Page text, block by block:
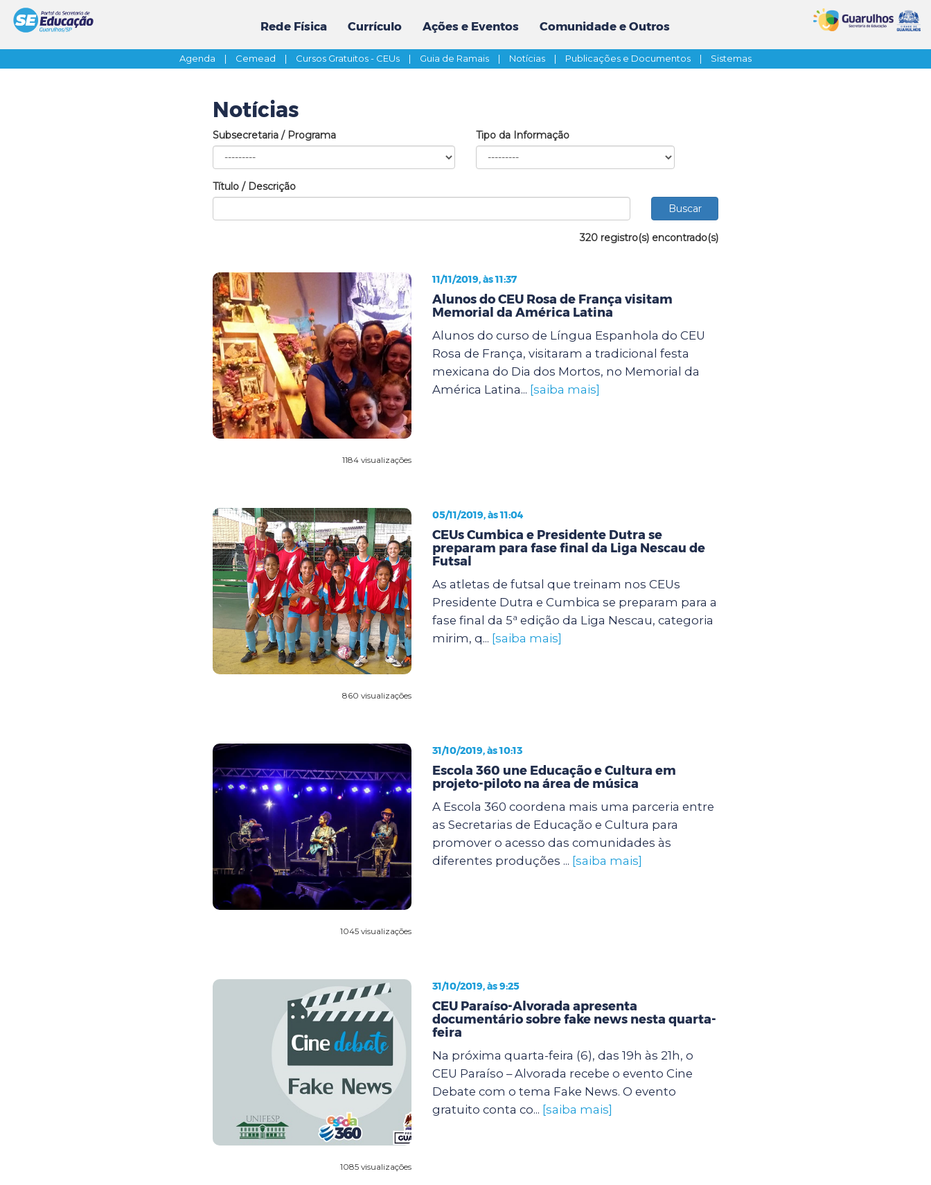
Rede Física Currículo Ações e Eventos Comunidade e Outros
Agenda | Cemead | Cursos Gratuitos - CEUs | Guia de Ramais | Notícias | Publicações e Documentos | Sistemas
Notícias
Subsecretaria / Programa Tipo da Informação
Título / Descrição
320 registro(s) encontrado(s)
1184 visualizações
11/11/2019, às 11:37
Alunos do CEU Rosa de França visitam
Memorial da América Latina
Alunos do curso de Língua Espanhola do CEU
Rosa de França, visitaram a tradicional festa
mexicana do Dia dos Mortos, no Memorial da
América Latina... [saiba mais]
860 visualizações
05/11/2019, às 11:04
CEUs Cumbica e Presidente Dutra se
preparam para fase final da Liga Nescau de
Futsal
As atletas de futsal que treinam nos CEUs
Presidente Dutra e Cumbica se preparam para a
fase final da 5ª edição da Liga Nescau, categoria
mirim, q... [saiba mais]
1045 visualizações
31/10/2019, às 10:13
Escola 360 une Educação e Cultura em
projeto-piloto na área de música
A Escola 360 coordena mais uma parceria entre
as Secretarias de Educação e Cultura para
promover o acesso das comunidades às
diferentes produções ... [saiba mais]
1085 visualizações
31/10/2019, às 9:25
CEU Paraíso-Alvorada apresenta
documentário sobre fake news nesta quarta-
feira
Na próxima quarta-feira (6), das 19h às 21h, o
CEU Paraíso – Alvorada recebe o evento Cine
Debate com o tema Fake News. O evento
gratuito conta co... [saiba mais]